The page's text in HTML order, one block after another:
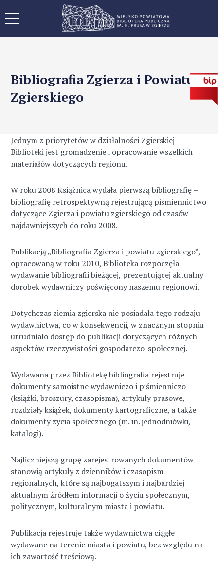
Bibliografia Zgierza i Powiatu
Zgierskiego
Jednym z priorytetów w działalności Zgierskiej
Biblioteki jest gromadzenie i opracowanie wszelkich
materiałów dotyczących regionu.
W roku 2008 Książnica wydała pierwszą bibliografię –
bibliografię retrospektywną rejestrującą piśmiennictwo
dotyczące Zgierza i powiatu zgierskiego od czasów
najdawniejszych do roku 2008.
Publikacją „Bibliografia Zgierza i powiatu zgierskiego”,
opracowaną w roku 2010, Biblioteka rozpoczęła
wydawanie bibliografii bieżącej, prezentującej aktualny
dorobek wydawniczy poświęcony naszemu regionowi.
Dotychczas ziemia zgierska nie posiadała tego rodzaju
wydawnictwa, co w konsekwencji, w znacznym stopniu
utrudniało dostęp do publikacji dotyczących różnych
aspektów rzeczywistości gospodarczo-społecznej.
Wydawana przez Bibliotekę bibliografia rejestruje
dokumenty samoistne wydawniczo i piśmienniczo
(książki, broszury, czasopisma), artykuły prasowe,
rozdziały książek, dokumenty kartograficzne, a także
dokumenty życia społecznego (m. in. jednodniówki,
katalogi).
Najliczniejszą grupę zarejestrowanych dokumentów
stanowią artykuły z dzienników i czasopism
regionalnych, które są najbogatszym i najbardziej
aktualnym źródłem informacji o życiu społecznym,
politycznym, kulturalnym miasta i powiatu.
Publikacja rejestruje także wydawnictwa ciągłe
wydawane na terenie miasta i powiatu, bez względu na
ich zawartość treściową.